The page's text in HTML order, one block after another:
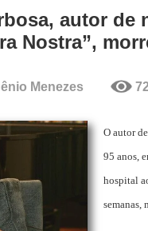
autor de
Nostra”,
Menezes 72
O autor
95 anos,
hospital
semanas,